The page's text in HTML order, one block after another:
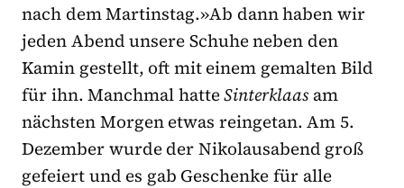
nach dem Martinstag.»Ab dann haben wir
jeden Abend unsere Schuhe neben den
Kamin gestellt, oft mit einem gemalten Bild
für ihn. Manchmal hatteSinterklaasam
nächsten Morgen etwas reingetan. Am 5.
Dezember wurde der Nikolausabend groß
gefeiert und es gab Geschenke für alle